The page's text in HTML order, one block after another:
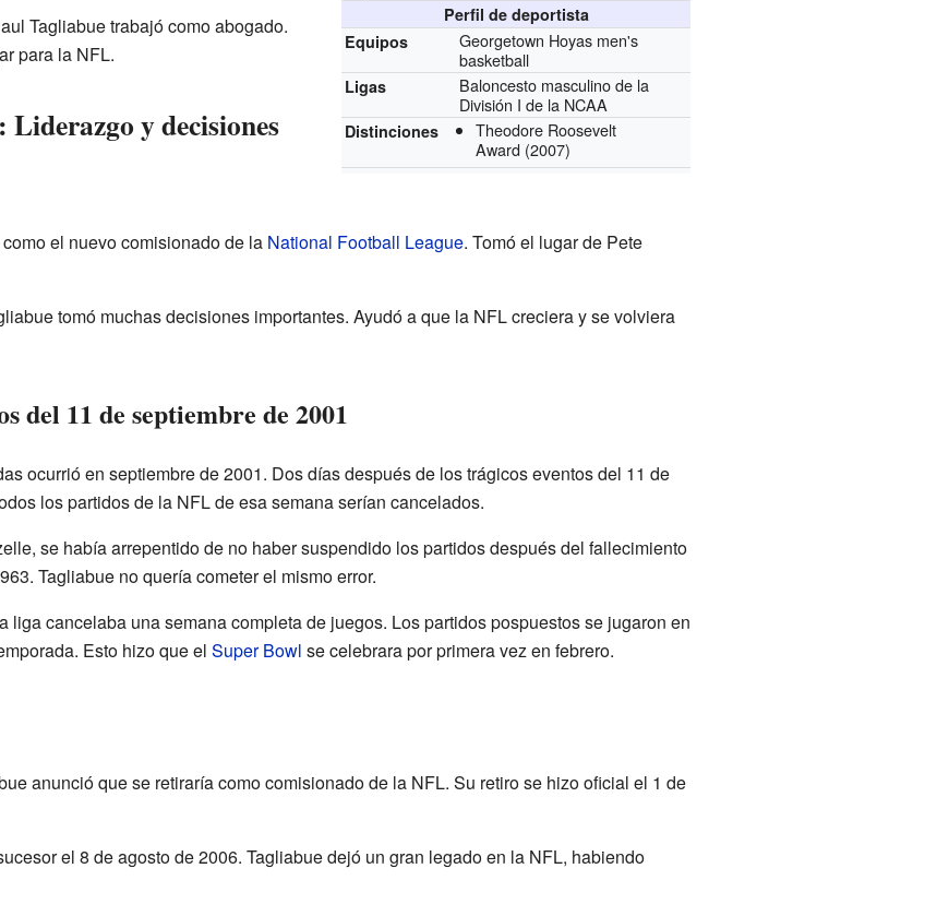
Perfil de deportista
Equipos
Georgetown Hoyas men's
basketball
Ligas
Baloncesto masculino de la
División I de la NCAA
Distinciones
Theodore Roosevelt
Award (2007)
Tagliabue trabajó como abogado.
para la NFL.
y decisiones
el nuevo comisionado de la National Football League. Tomó el lugar de Pete
tomó muchas decisiones importantes. Ayudó a que la NFL creciera y se volviera
del 11 de septiembre de 2001
ocurrió en septiembre de 2001. Dos días después de los trágicos eventos del 11 de
los partidos de la NFL de esa semana serían cancelados.
se había arrepentido de no haber suspendido los partidos después del fallecimiento
Tagliabue no quería cometer el mismo error.
liga cancelaba una semana completa de juegos. Los partidos pospuestos se jugaron en
Esto hizo que el Super Bowl se celebrara por primera vez en febrero.
anunció que se retiraría como comisionado de la NFL. Su retiro se hizo oficial el 1 de
el 8 de agosto de 2006. Tagliabue dejó un gran legado en la NFL, habiendo